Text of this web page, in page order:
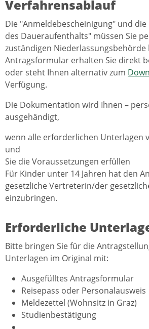
Verfahrensablauf
Die "Anmeldebescheinigung" und
des Daueraufenthalts" müssen Sie
zuständigen Niederlassungsbehörde
Antragsformular erhalten Sie direkt
oder steht Ihnen alternativ zum
Verfügung.
Die Dokumentation wird Ihnen –
ausgehändigt,
wenn alle erforderlichen Unterlagen
und
Sie die Voraussetzungen erfüllen
Für Kinder unter 14 Jahren hat den
gesetzliche Vertreterin/der
einzubringen.
Erforderliche
Bitte bringen Sie für die
Unterlagen im Original mit:
Ausgefülltes Antragsformular
Reisepass oder Personalausweis
Meldezettel (Wohnsitz in Graz)
Studienbestätigung